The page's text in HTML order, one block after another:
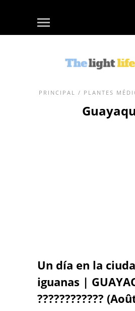
PRINCIPAL / PLANTES
Un día en la
iguanas |
????????????